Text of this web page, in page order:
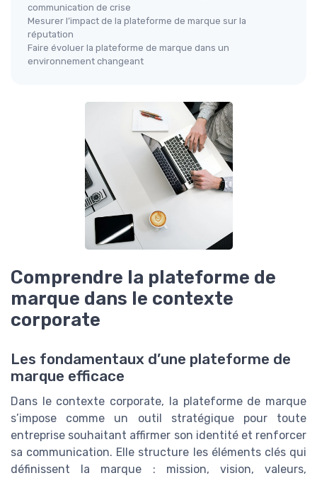
communication de crise
Mesurer l’impact de la plateforme de marque sur la
réputation
Faire évoluer la plateforme de marque dans un
environnement changeant
Comprendre la plateforme de
marque dans le contexte
corporate
Les fondamentaux d’une plateforme de
marque efficace
Dans le contexte corporate, la plateforme de marque
s’impose comme un outil stratégique pour toute
entreprise souhaitant affirmer son identité et renforcer
sa communication. Elle structure les éléments clés qui
définissent la marque : mission, vision, valeurs,